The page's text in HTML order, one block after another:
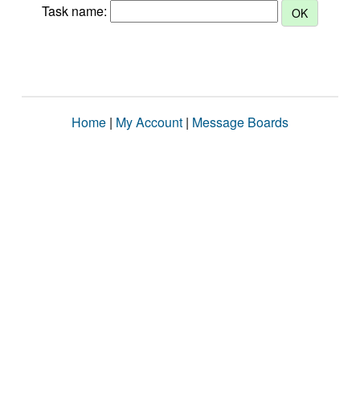
Task name:
Home | My Account | Message Boards